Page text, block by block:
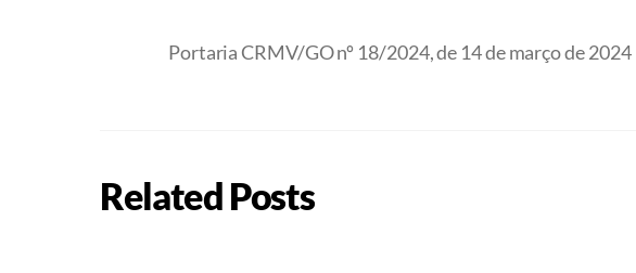
Portaria CRMV/GO nº 18/2024, de 14 de março de 2024
Related Posts